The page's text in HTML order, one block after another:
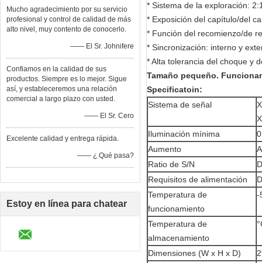
Mucho agradecimiento por su servicio
profesional y control de calidad de más
alto nivel, muy contento de conocerlo.
—— El Sr. Johnifere
Confiamos en la calidad de sus
productos. Siempre es lo mejor. Sigue
así, y estableceremos una relación
comercial a largo plazo con usted.
—— El Sr. Cero
Excelente calidad y entrega rápida.
—— ¿ Qué pasa?
Estoy en línea para chatear
* Sistema de la exploración:
* Exposición del capítulo/del
* Función del recomienzo/de
* Sincronización: interno y
* Alta tolerancia del choque y
Tamaño pequeño.
Specificatoin:
Sistema de señal
Iluminación mínima
Aumento
Ratio de S/N
Requisitos de alimentación
Temperatura de
funcionamiento
-
Temperatura de
almacenamiento
Dimensiones (W x H x D)